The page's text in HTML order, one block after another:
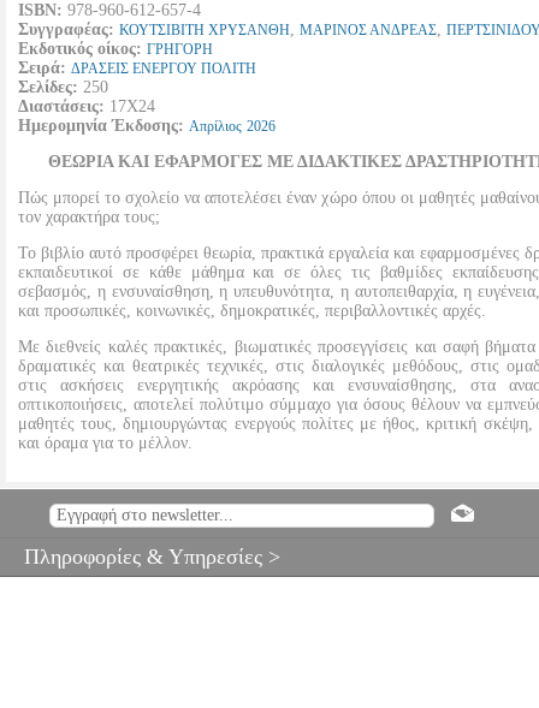
ISBN: 978-960-612-657-4
Συγγραφέας: ΚΟΥΤΣΙΒΙΤΗ ΧΡΥΣΑΝΘΗ, ΜΑΡΙΝΟΣ ΑΝΔΡΕΑΣ,
Εκδοτικός οίκος: ΓΡΗΓΟΡΗ
Σειρά: ΔΡΑΣΕΙΣ ΕΝΕΡΓΟΥ ΠΟΛΙΤΗ
Σελίδες: 250
Διαστάσεις: 17Χ24
Ημερομηνία Έκδοσης: Απρίλιος 2026
ΘΕΩΡΙΑ ΚΑΙ ΕΦΑΡΜΟΓΕΣ ΜΕ ΔΙΔΑΚΤΙΚΕΣ
Πώς μπορεί το σχολείο να αποτελέσει έναν χώρο όπου οι μαθητές
τον χαρακτήρα τους;
Το βιβλίο αυτό προσφέρει θεωρία, πρακτικά εργαλεία και εφαρμοσμένες
εκπαιδευτικοί σε κάθε μάθημα και σε όλες τις βαθμίδες
σεβασμός, η ενσυναίσθηση, η υπευθυνότητα, η αυτοπειθαρχία, η
και προσωπικές, κοινωνικές, δημοκρατικές, περιβαλλοντικές αρχές.
Με διεθνείς καλές πρακτικές, βιωματικές προσεγγίσεις και σαφή
δραματικές και θεατρικές τεχνικές, στις διαλογικές μεθόδους, στις
στις ασκήσεις ενεργητικής ακρόασης και ενσυναίσθησης, στα
οπτικοποιήσεις, αποτελεί πολύτιμο σύμμαχο για όσους θέλουν να
μαθητές τους, δημιουργώντας ενεργούς πολίτες με ήθος, κριτική σκέψη,
και όραμα για το μέλλον.
BKS.0378173 BKS.0378173
ΚΟΥΤΣΙΒΙΤΗ
ΚΥΡΙΑΚΗ ΕΚΠΑΙΔΕΥΣΗ
Πληροφορίες & Υπηρεσίες >